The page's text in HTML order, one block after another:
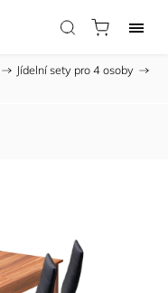
/ Jídelní sety pro 4 osoby /